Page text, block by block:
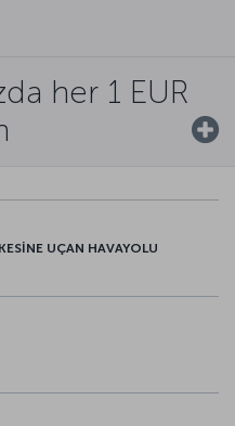
her 1 EUR
UÇAN HAVAYOLU